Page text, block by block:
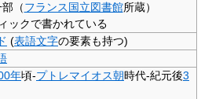
（フランス国立図書館所蔵）
ックで書かれている
(表語文字の要素も持つ)
年頃-プトレマイオス朝時代-紀元後3